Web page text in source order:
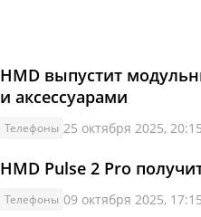
HMD выпустит
и аксессуарами
Телефоны 25 октября 2025, 20:15
HMD Pulse 2 Pro
Телефоны 09 октября 2025, 17:15